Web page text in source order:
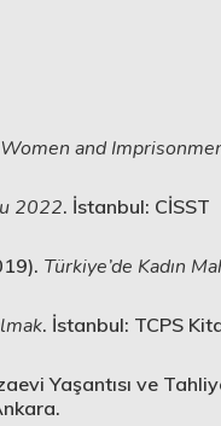
and
2022. İstanbul: CİSST
Türkiye’de Kadın
. İstanbul: TCPS
Yaşantısı ve